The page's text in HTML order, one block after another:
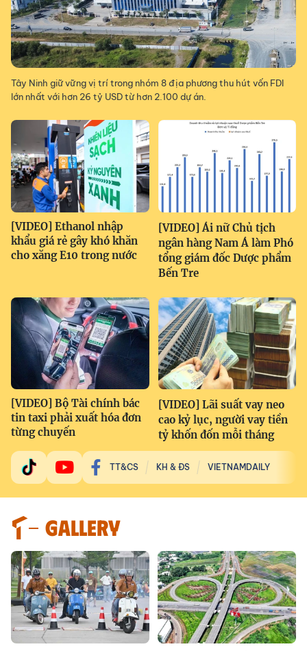
Tây Ninh giữ vững vị trí trong nhóm 8 địa phương thu hút vốn FDI
lớn nhất với hơn 26 tỷ USD từ hơn 2.100 dự án.
[VIDEO] Ethanol nhập
khẩu giá rẻ gây khó khăn
cho xăng E10 trong nước
[VIDEO] Ái nữ Chủ tịch
ngân hàng Nam Á làm Phó
tổng giám đốc Dược phẩm
Bến Tre
[VIDEO] Bộ Tài chính bác
tin taxi phải xuất hóa đơn
từng chuyến
[VIDEO] Lãi suất vay neo
cao kỷ lục, người vay tiền
tỷ khốn đốn mỗi tháng
TT&CS KH & ĐS VIETNAMDAILY
GALLERY